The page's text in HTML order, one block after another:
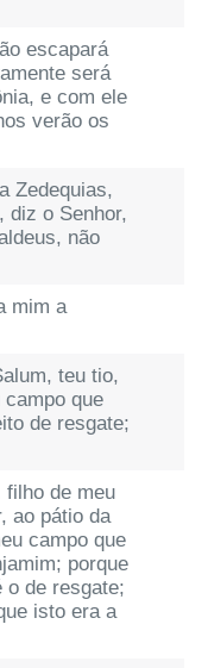
escapará
será
e com ele
verão os
Zedequias,
diz o Senhor,
não
mim a
teu tio,
que
de resgate;
filho de meu
ao pátio da
campo que
porque
o de resgate;
isto era a